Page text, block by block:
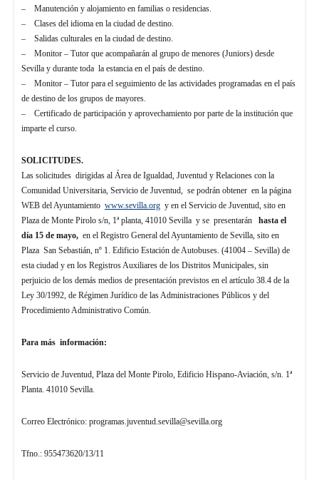
– Manutención y alojamiento en familias o residencias.
– Clases del idioma en la ciudad de destino.
– Salidas culturales en la ciudad de destino.
– Monitor – Tutor que acompañarán al grupo de menores (Juniors) desde
Sevilla y durante toda la estancia en el país de destino.
– Monitor – Tutor para el seguimiento de las actividades programadas en el país
de destino de los grupos de mayores.
– Certificado de participación y aprovechamiento por parte de la institución que
imparte el curso.
SOLICITUDES.
Las solicitudes dirigidas al Área de Igualdad, Juventud y Relaciones con la
Comunidad Universitaria, Servicio de Juventud, se podrán obtener en la página
WEB del Ayuntamiento www.sevilla.org y en el Servicio de Juventud, sito en
Plaza de Monte Pirolo s/n, 1ª planta, 41010 Sevilla y se presentarán
hasta el
día 15 de mayo, en el Registro General del Ayuntamiento de Sevilla, sito en
Plaza San Sebastián, nº 1. Edificio Estación de Autobuses. (41004 – Sevilla) de
esta ciudad y en los Registros Auxiliares de los Distritos Municipales, sin
perjuicio de los demás medios de presentación previstos en el artículo 38.4 de la
Ley 30/1992, de Régimen Jurídico de las Administraciones Públicos y del
Procedimiento Administrativo Común.
Para más información:
Servicio de Juventud, Plaza del Monte Pirolo, Edificio Hispano-Aviación, s/n. 1ª
Planta. 41010 Sevilla.
Correo Electrónico: programas.juventud.sevilla@sevilla.org
Tfno.: 955473620/13/11